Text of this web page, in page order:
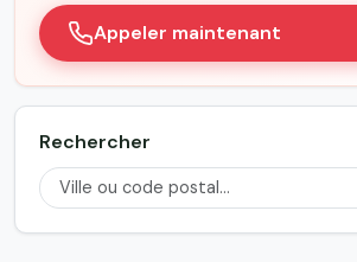
Appeler maintenant
Rechercher